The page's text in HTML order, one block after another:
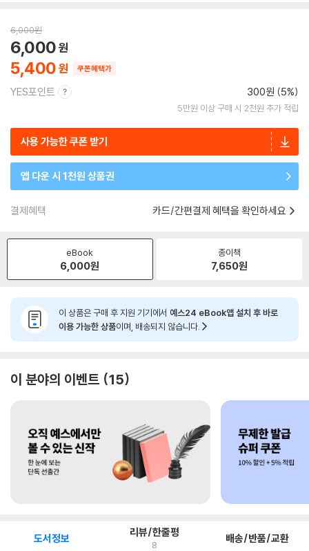
6,000원
5,400
6,000
쿠폰혜택가
YES포인트 300원 (5%)
5만원 이상 구매 시 2천원 추가 적립
사용 가능한 쿠폰 받기
앱 다운 시 1천원 상품권
결제혜택 카드/간편결제 혜택을 확인하세요
eBook
6,000원
종이책
7,650원
이 상품은 구매 후 지원 기기에서 예스24 eBook앱 설치 후 바로
이용 가능한 상품이며, 배송되지 않습니다.
이 분야의 이벤트 15
도서정보 리뷰/한줄평
8 배송/반품/교환